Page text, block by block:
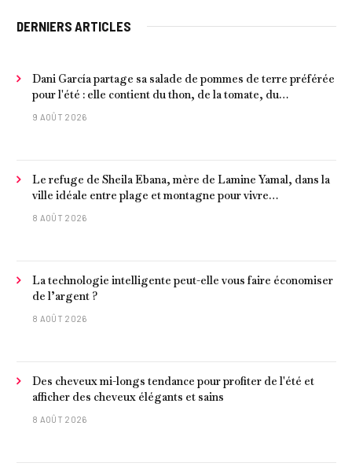
DERNIERS ARTICLES
Dani García partage sa salade de pommes de terre préférée
pour l'été : elle contient du thon, de la tomate, du
concombre et de l'œuf
9 AOÛT 2026
Le refuge de Sheila Ebana, mère de Lamine Yamal, dans la
ville idéale entre plage et montagne pour vivre
tranquillement près de Barcelone
8 AOÛT 2026
La technologie intelligente peut-elle vous faire économiser
de l’argent ?
8 AOÛT 2026
Des cheveux mi-longs tendance pour profiter de l'été et
afficher des cheveux élégants et sains
8 AOÛT 2026